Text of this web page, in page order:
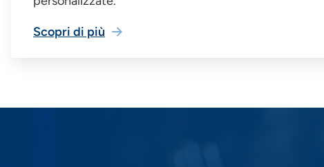
Scopri di più